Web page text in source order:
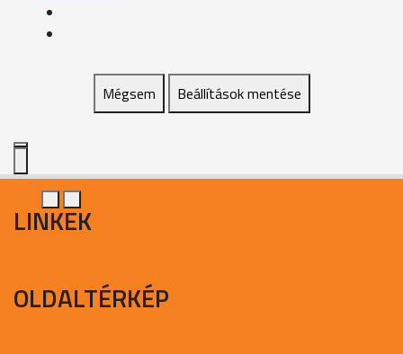
Mégsem Beállítások mentése
LINKEK
OLDALTÉRKÉP